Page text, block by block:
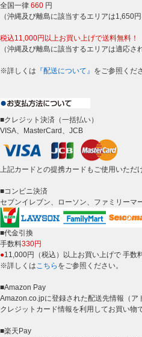
全国一律 660 円
（沖縄及び離島に該当するエリアは1,650円
税込11,000円以上お買い上げで送料無料！
（沖縄及び離島に該当するエリアは適応さ
※詳しくは 『配送について』 をご参照くだ
■クレジット決済（一括払い）
VISA、MasterCard、JCB
上記カードとの提携カードもご使用いただ
■コンビニ決済
セブンイレブン、ローソン、ファミリーマ
■代金引換
手数料330円
●11,000円（税込）以上お買い上げで 手数
※詳しくはこちら をご参照ください。
■Amazon Pay
Amazon.co.jpに登録された配送先情報（ア
クレジットカード情報を利用してお買い物
■楽天Pay